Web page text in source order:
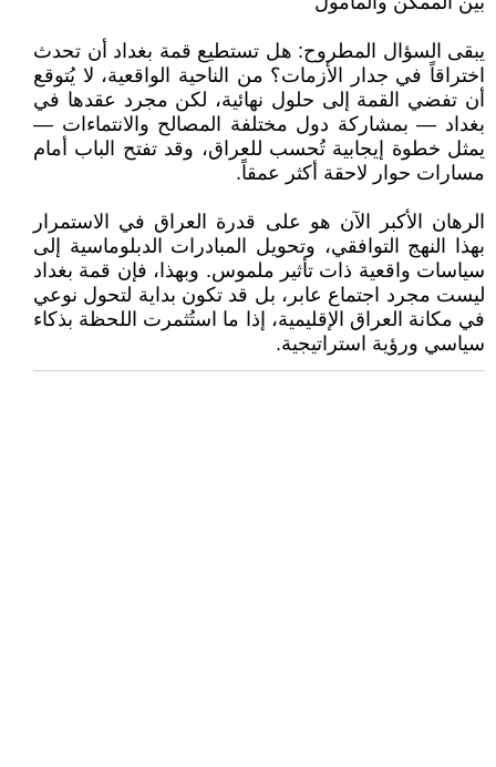
يبقى السؤال المطروح: هل تستطيع قمة بغداد أن تحدث
اختراقاً في جدار الأزمات؟ من الناحية الواقعية، لا يُتوقع
أن تفضي القمة إلى حلول نهائية، لكن مجرد عقدها في
بغداد — بمشاركة دول مختلفة المصالح والانتماءات —
يمثل خطوة إيجابية تُحسب للعراق، وقد تفتح الباب أمام
مسارات حوار لاحقة أكثر عمقاً.
الرهان الأكبر الآن هو على قدرة العراق في الاستمرار
بهذا النهج التوافقي، وتحويل المبادرات الدبلوماسية إلى
سياسات واقعية ذات تأثير ملموس. وبهذا، فإن قمة بغداد
ليست مجرد اجتماع عابر، بل قد تكون بداية لتحول نوعي
في مكانة العراق الإقليمية، إذا ما استُثمرت اللحظة بذكاء
سياسي ورؤية استراتيجية.